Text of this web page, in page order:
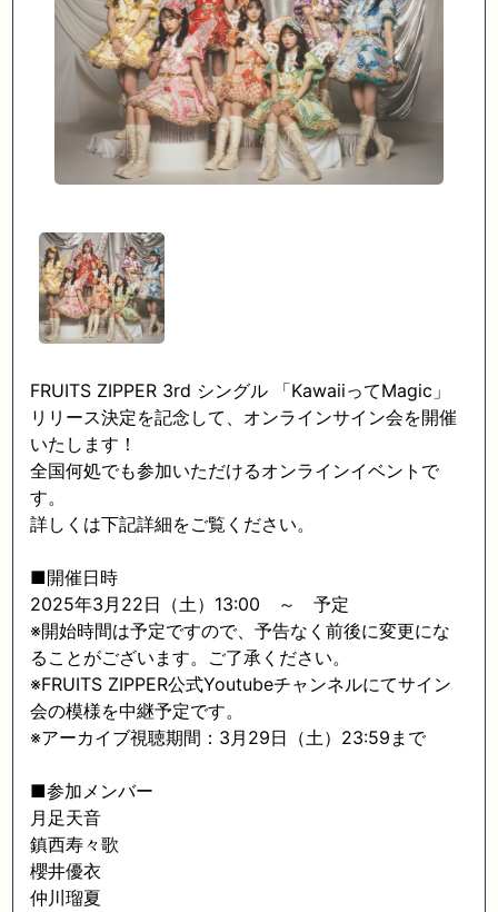
FRUITS ZIPPER 3rd シングル 「KawaiiってMagic」
リリース決定を記念して、オンラインサイン会を開催
いたします！
全国何処でも参加いただけるオンラインイベントで
す。
詳しくは下記詳細をご覧ください。
■開催日時
2025年3月22日（土）13:00 ～ 予定
※開始時間は予定ですので、予告なく前後に変更にな
ることがございます。ご了承ください。
※FRUITS ZIPPER公式Youtubeチャンネルにてサイン
会の模様を中継予定です。
※アーカイブ視聴期間：3月29日（土）23:59まで
■参加メンバー
月足天音
鎮西寿々歌
櫻井優衣
仲川瑠夏